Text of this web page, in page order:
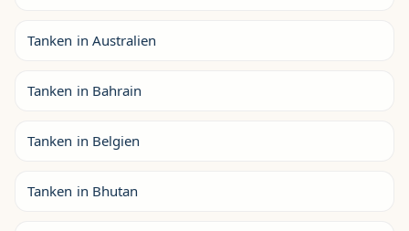
Tanken in Australien
Tanken in Bahrain
Tanken in Belgien
Tanken in Bhutan